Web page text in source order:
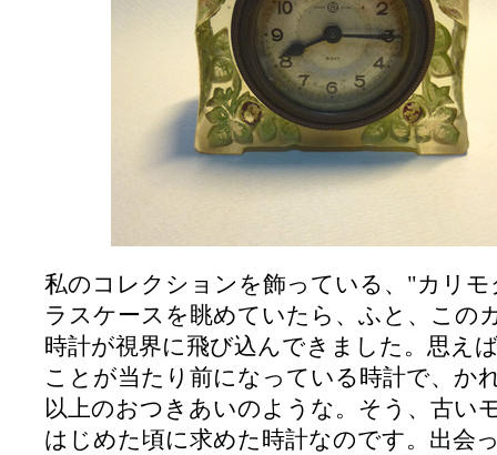
私のコレクションを飾っている、"カリモ
ラスケースを眺めていたら、ふと、この
時計が視界に飛び込んできました。思え
ことが当たり前になっている時計で、か
以上のおつきあいのような。そう、古い
はじめた頃に求めた時計なのです。出会